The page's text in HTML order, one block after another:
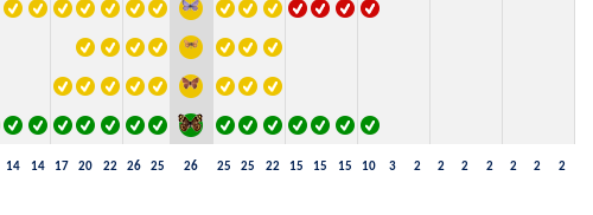
14 14 17 20 22 26 25 26 25 25 22 15 15 15 10 3 2 2 2 2 2 2 2